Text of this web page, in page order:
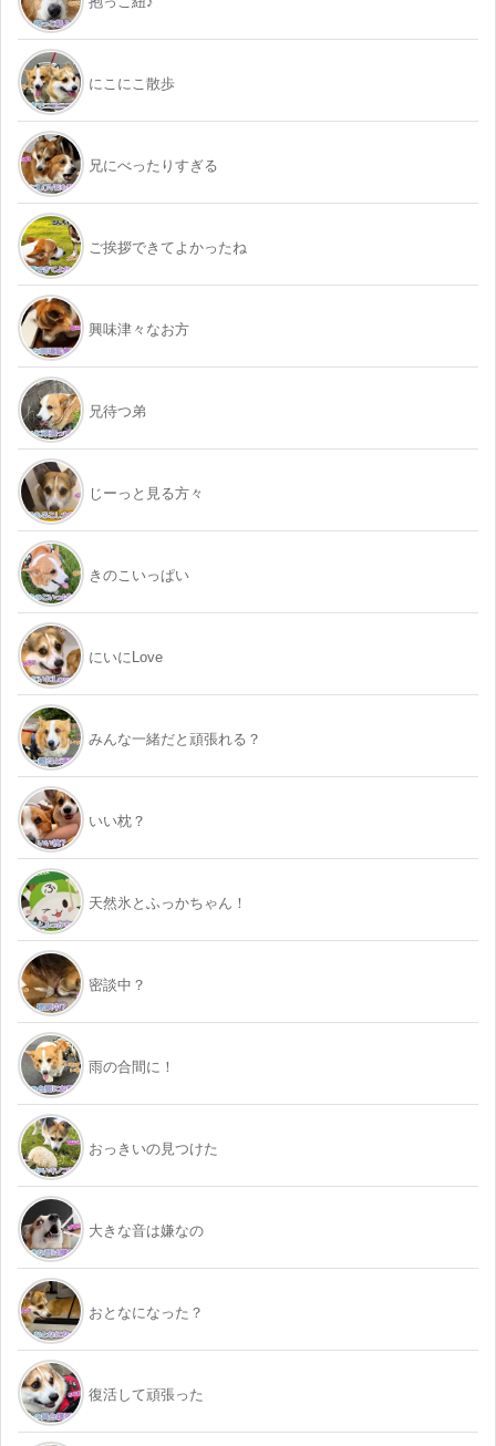
にこにこ散歩
兄にべったりすぎる
ご挨拶できてよかったね
興味津々なお方
兄待つ弟
じーっと見る方々
きのこいっぱい
にいにLove
みんな一緒だと頑張れる？
いい枕？
天然氷とふっかちゃん！
密談中？
雨の合間に！
おっきいの見つけた
大きな音は嫌なの
おとなになった？
復活して頑張った